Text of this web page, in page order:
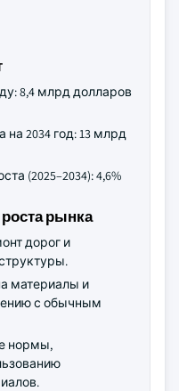
8,4 млрд долларов
2034 год: 13 млрд
(2025–2034): 4,6%
рынка
дорог и
материалы и
с обычным
нормы,